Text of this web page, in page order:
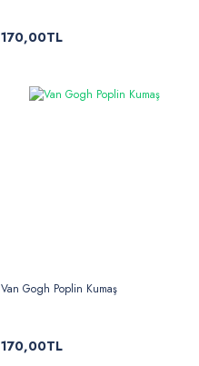
170,00TL
Van Gogh Poplin Kumaş
170,00TL